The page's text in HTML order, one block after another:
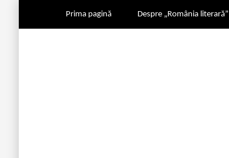
Prima pagină Despre „România literară”